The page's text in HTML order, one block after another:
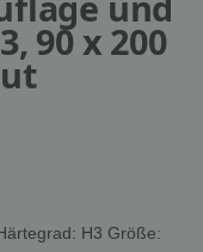
90 x 200
H3 Größe: